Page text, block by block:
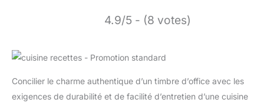
4.9/5 - (8 votes)
Concilier le charme authentique d’un timbre d’office avec les
exigences de durabilité et de facilité d’entretien d’une cuisine